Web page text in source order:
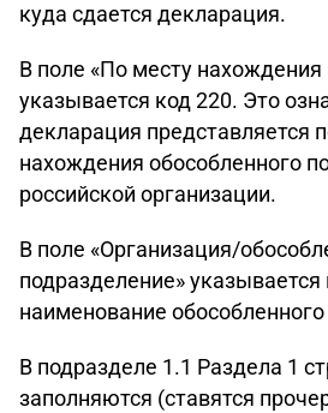
куда сдается декларация.
В поле «По месту нахождения
указывается код 220. Это
декларация представляется
нахождения обособленного
российской организации.
В поле «Организация/
подразделение» указывается
наименование
В подразделе 1.1 Раздела 1
заполняются (ставятся